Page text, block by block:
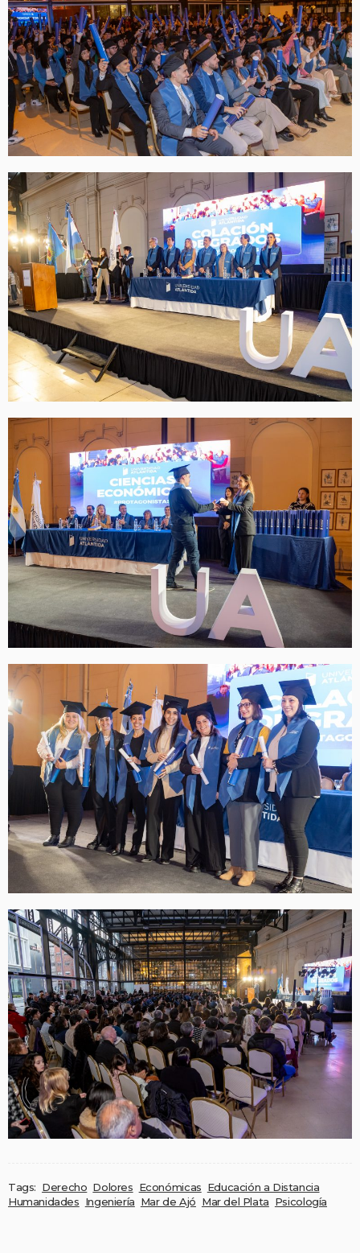
Tags: Derecho Dolores Económicas Educación a Distancia
Humanidades Ingeniería Mar de Ajó Mar del Plata Psicología